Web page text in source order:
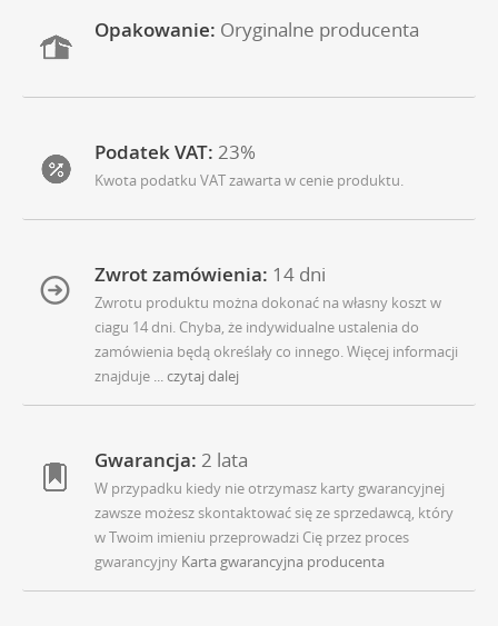
Opakowanie: Oryginalne producenta
Podatek VAT: 23%
Kwota podatku VAT zawarta w cenie produktu.
Zwrot zamówienia: 14 dni
Zwrotu produktu można dokonać na własny koszt w
ciagu 14 dni. Chyba, że indywidualne ustalenia do
zamówienia będą określały co innego. Więcej informacji
znajduje ... czytaj dalej
Gwarancja: 2 lata
W przypadku kiedy nie otrzymasz karty gwarancyjnej
zawsze możesz skontaktować się ze sprzedawcą, który
w Twoim imieniu przeprowadzi Cię przez proces
gwarancyjny Karta gwarancyjna producenta